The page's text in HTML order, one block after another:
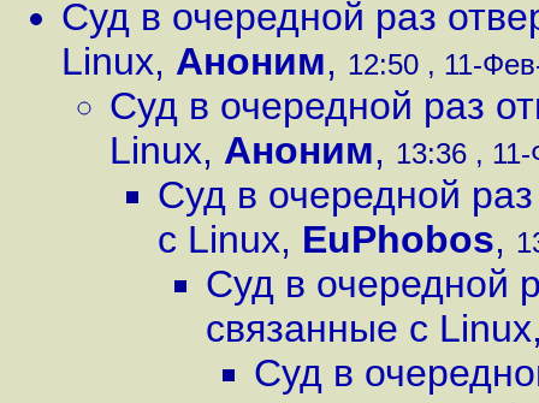
Суд в очередной раз
Linux, Аноним, 12:50 , 11-
Суд в очередной раз
Linux, Аноним, 13:36 ,
Суд в очередной
с Linux, EuPhobos,
Суд в очередной
связанные с Linux
Суд в